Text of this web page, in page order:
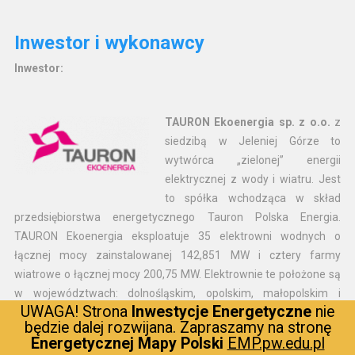
Inwestor i wykonawcy
Inwestor:
TAURON Ekoenergia sp. z o.o. z
siedzibą w Jeleniej Górze to
wytwórca „zielonej” energii
elektrycznej z wody i wiatru. Jest
to spółka wchodząca w skład
przedsiębiorstwa energetycznego Tauron Polska Energia.
TAURON Ekoenergia eksploatuje 35 elektrowni wodnych o
łącznej mocy zainstalowanej 142,851 MW i cztery farmy
wiatrowe o łącznej mocy 200,75 MW. Elektrownie te położone są
w województwach: dolnośląskim, opolskim, małopolskim i
zachodniopomorskim.
UWAGA! Strona Inwestycje Energetyczne nie
będzie dalej rozwijana. Zapraszamy na stronę
Energetycznej Mapy Polski EMP.pw.edu.pl